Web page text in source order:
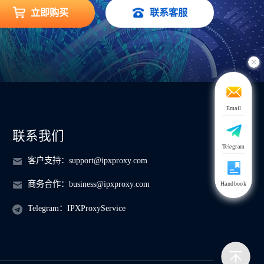
立即购买 联系客服
联系我们
客户支持： support@ipxproxy.com
商务合作： business@ipxproxy.com
Telegram： IPXProxyService
Email
Telegram
Handbook